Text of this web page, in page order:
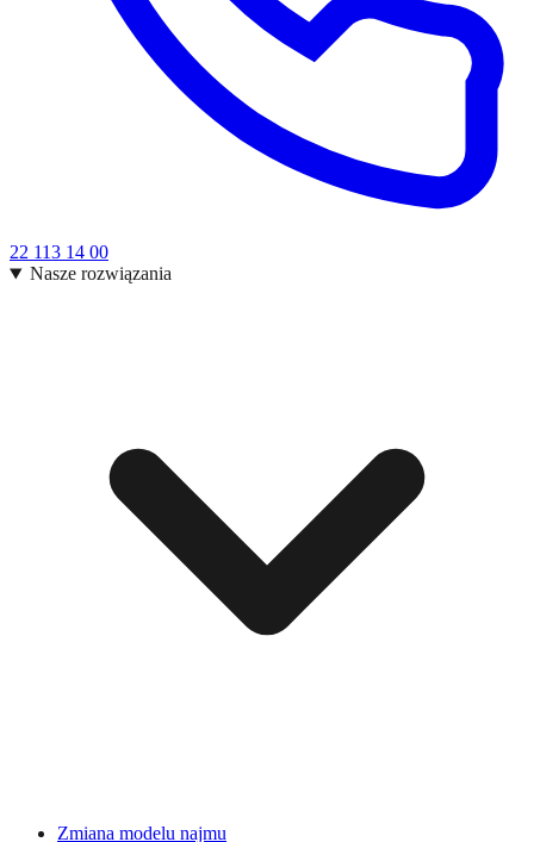
22 113 14 00
Nasze rozwiązania
Zmiana modelu najmu